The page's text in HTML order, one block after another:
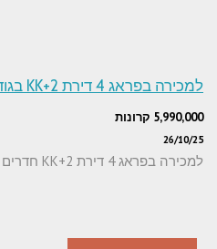
למכירה בפראג 4 דירת 2+KK בגודל 46 מ"ר
5,990,000 קרונות
26/10/25
למכירה בפראג 4 דירת 2+KK חדרים משופצת בגודל 46 מ"ר